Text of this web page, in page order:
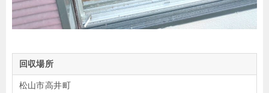
回収場所
松山市高井町